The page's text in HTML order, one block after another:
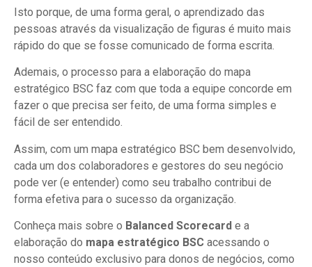
Isto porque, de uma forma geral, o aprendizado das
pessoas através da visualização de figuras é muito mais
rápido do que se fosse comunicado de forma escrita.
Ademais, o processo para a elaboração do mapa
estratégico BSC faz com que toda a equipe concorde em
fazer o que precisa ser feito, de uma forma simples e
fácil de ser entendido.
Assim, com um mapa estratégico BSC bem desenvolvido,
cada um dos colaboradores e gestores do seu negócio
pode ver (e entender) como seu trabalho contribui de
forma efetiva para o sucesso da organização.
Conheça mais sobre o Balanced Scorecard e a
elaboração do mapa estratégico BSC acessando o
nosso conteúdo exclusivo para donos de negócios, como